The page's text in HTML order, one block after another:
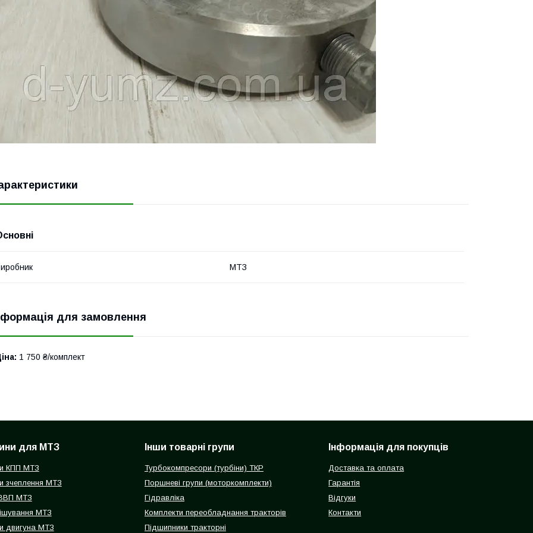
МТЗ
для замовлення
1 750 ₴/комплект
для МТЗ
КПП МТЗ
зчеплення МТЗ
МТЗ
МТЗ
двигуна МТЗ
Інши товарні групи
Турбокомпресори (турбіни) ТКР
Поршневі групи (моторкомплекти)
Гідравліка
Комплекти переобладнання тракторів
Підшипники тракторні
Інформація для покупців
Доставка та оплата
Гарантія
Відгуки
Контакти